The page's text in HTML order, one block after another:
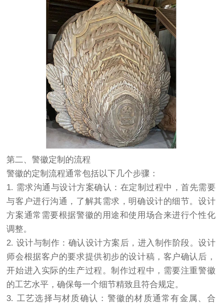
第二、警徽定制的流程
警徽的定制流程通常包括以下几个步骤：
1. 需求沟通与设计方案确认：在定制过程中，首先需要
与客户进行沟通，了解其需求，明确设计的细节。设计
方案通常需要根据警徽的用途和使用场合来进行个性化
调整。
2. 设计与制作：确认设计方案后，进入制作阶段。设计
师会根据客户的要求提供初步的设计稿，客户确认后，
开始进入实际的生产过程。制作过程中，需要注重警徽
的工艺水平，确保每一个细节精致且符合规定。
3. 工艺选择与材质确认：警徽的材质通常有金属、合